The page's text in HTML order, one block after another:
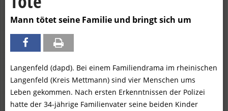
Mann tötet seine Familie und bringt sich um
Langenfeld (dapd). Bei einem Familiendrama im rheinischen
Langenfeld (Kreis Mettmann) sind vier Menschen ums
Leben gekommen. Nach ersten Erkenntnissen der Polizei
hatte der 34-jährige Familienvater seine beiden Kinder